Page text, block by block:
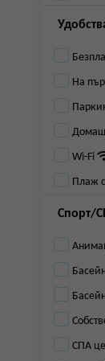
На
Wi-Fi
Плаж
Спорт/
СПА